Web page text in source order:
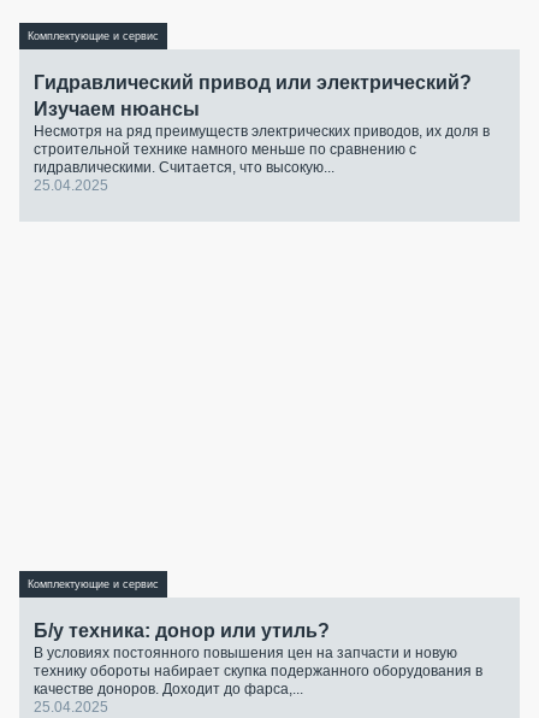
Комплектующие и сервис
Гидравлический привод или электрический?
Изучаем нюансы
Несмотря на ряд преимуществ электрических приводов, их доля в
строительной технике намного меньше по сравнению с
гидравлическими. Считается, что высокую...
25.04.2025
Комплектующие и сервис
Б/у техника: донор или утиль?
В условиях постоянного повышения цен на запчасти и новую
технику обороты набирает скупка подержанного оборудования в
качестве доноров. Доходит до фарса,...
25.04.2025